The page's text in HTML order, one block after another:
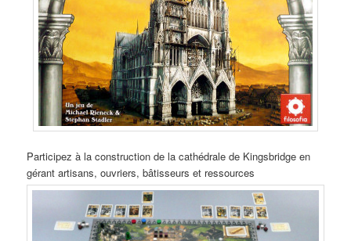
Participez à la construction de la cathédrale de Kingsbridge en
gérant artisans, ouvriers, bâtisseurs et ressources